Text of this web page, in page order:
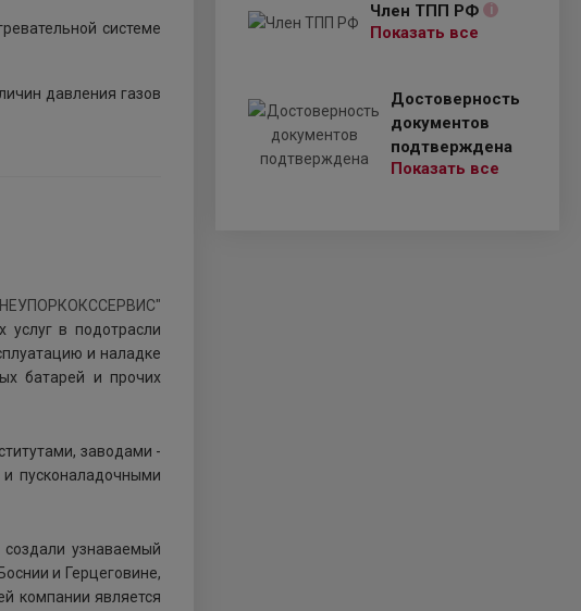
Член ТПП РФ i
Показать все
Достоверность
документов
подтверждена
Показать все
системе
давления газов
в подотрасли
и наладке
батарей и прочих
заводами -
пусконаладочными
узнаваемый
и Герцеговине,
компании является